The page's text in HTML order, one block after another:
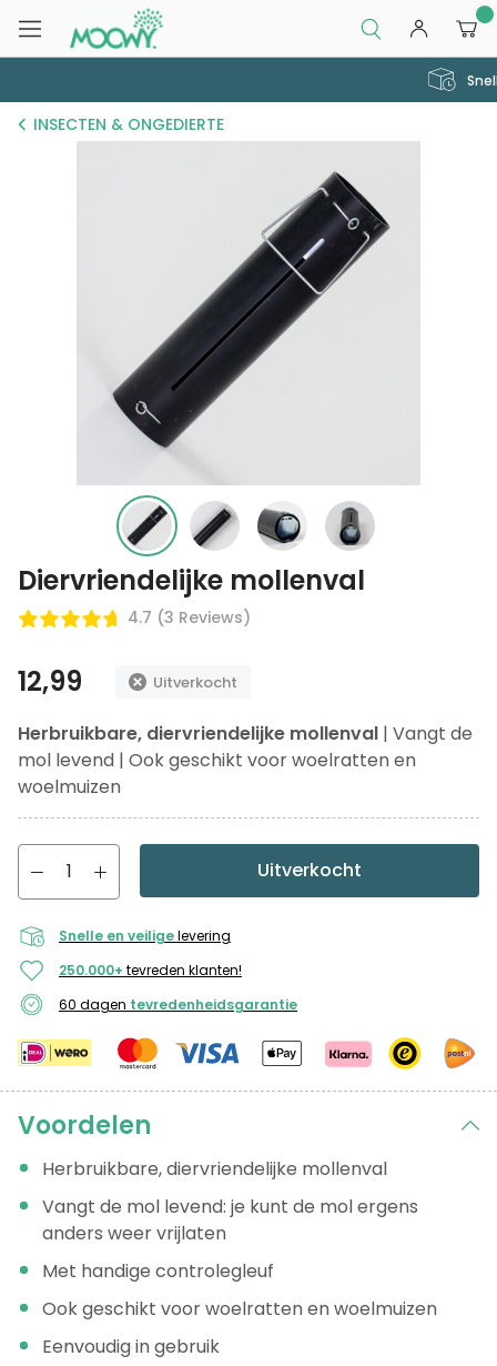
INSECTEN & ONGEDIERTE
Diervriendelijke mollenval
4.7 (3 Reviews)
12,99 Uitverkocht
Herbruikbare, diervriendelijke mollenval | Vangt de
mol levend | Ook geschikt voor woelratten en
woelmuizen
Uitverkocht
Snelle en veiligelevering
250.000+ tevreden klanten!
60 dagen tevredenheidsgarantie
Voordelen
Herbruikbare, diervriendelijke mollenval
Vangt de mol levend: je kunt de mol ergens
anders weer vrijlaten
Met handige controlegleuf
Ook geschikt voor woelratten en woelmuizen
Eenvoudig in gebruik